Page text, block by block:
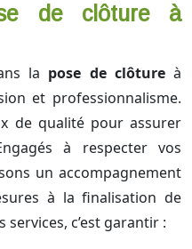
de clôture à
la pose de clôtureà
et professionnalisme.
de qualité pour assurer
à respecter vos
un accompagnement
à la finalisation de
services, c’est garantir :